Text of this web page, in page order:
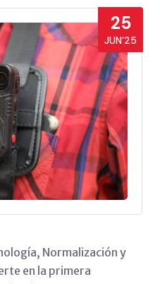
25
JUN’25
Normalización y
en la primera